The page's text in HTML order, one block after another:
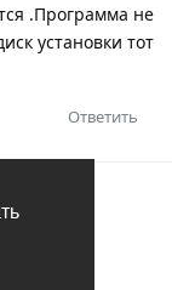
.Программа не
установки тот
Ответить